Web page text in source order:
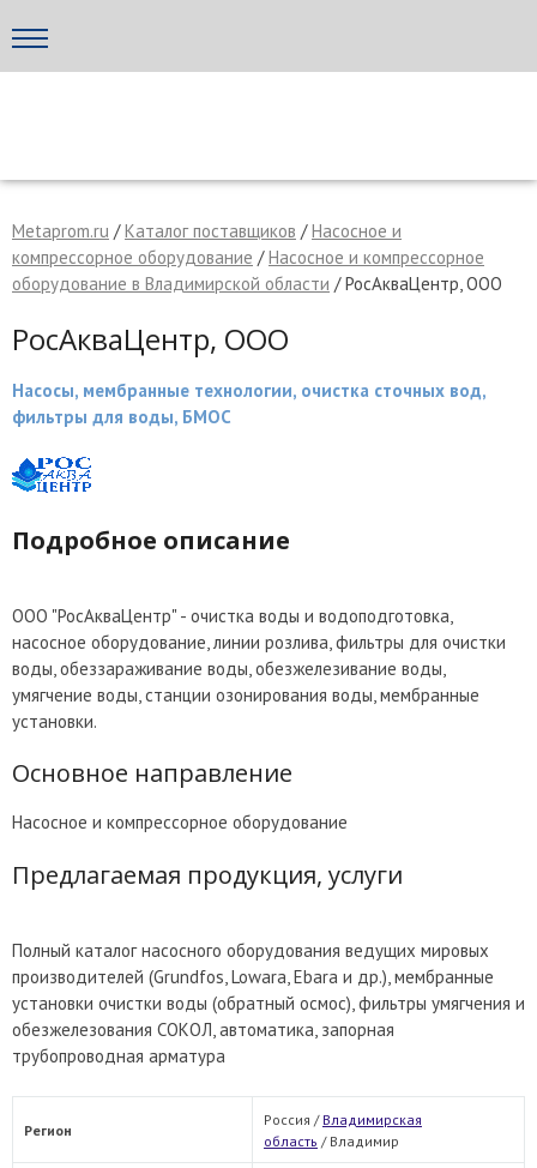
МЕТАПРОМ - российский торгово-промышленный портал
Написать поставщику
Отмена
Metaprom.ru /Каталог поставщиков /Насосное и
компрессорное оборудование /Насосное и компрессорное
оборудование в Владимирской области / РосАкваЦентр, ООО
РосАкваЦентр, ООО
Насосы, мембранные технологии, очистка сточных вод,
фильтры для воды, БМОС
Подробное описание
ООО "РосАкваЦентр" - очистка воды и водоподготовка,
насосное оборудование, линии розлива, фильтры для очистки
воды, обеззараживание воды, обезжелезивание воды,
умягчение воды, станции озонирования воды, мембранные
установки.
Основное направление
Насосное и компрессорное оборудование
Предлагаемая продукция, услуги
Полный каталог насосного оборудования ведущих мировых
производителей (Grundfos, Lowara, Ebara и др.), мембранные
установки очистки воды (обратный осмос), фильтры умягчения и
обезжелезования СОКОЛ, автоматика, запорная
трубопроводная арматура
Регион
Россия / Владимирская
область / Владимир